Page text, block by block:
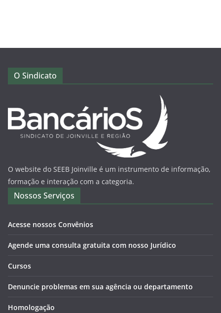
O Sindicato
O website do SEEB Joinville é um instrumento de informação,
formação e interação com a categoria.
Nossos Serviços
Acesse nossos Convênios
Agende uma consulta gratuita com nosso Jurídico
Cursos
Denuncie problemas em sua agência ou departamento
Homologação